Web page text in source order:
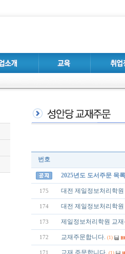
번호
2025년도 도서주문 목록
175 대전 제일정보처리학
174 대전 제일정보처리학
173 제일정보처리학원 교
172 교재주문합니다. (1)
171 교재 주문합니다. (1)